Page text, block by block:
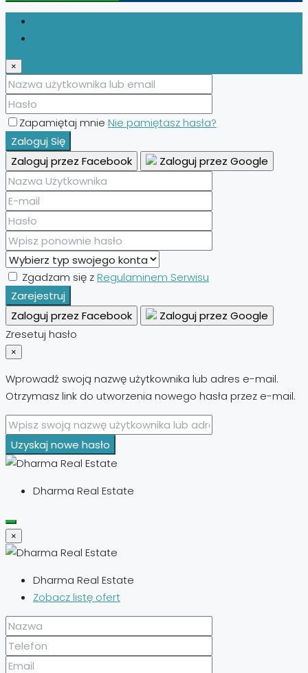
×
Zapamiętaj mnie Nie pamiętasz hasła?
Zaloguj Się
Zaloguj przez Facebook
Zaloguj przez Google
Zgadzam się zRegulaminem Serwisu
Zarejestruj
Zaloguj przez Facebook
Zaloguj przez Google
Zresetuj hasło
×
Wprowadź swoją nazwę użytkownika lub adres e-mail.
Otrzymasz link do utworzenia nowego hasła przez e-mail.
Uzyskaj nowe hasło
Dharma Real Estate
×
Dharma Real Estate
Zobacz listę ofert